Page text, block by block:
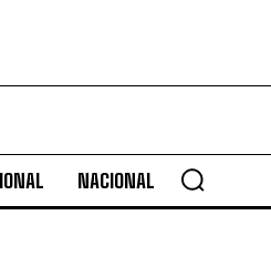
NACIONAL